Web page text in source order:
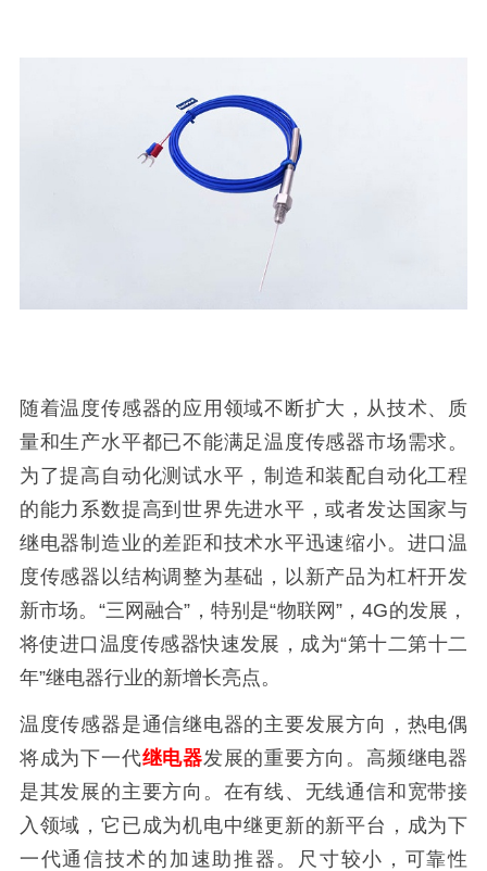
随着温度传感器的应用领域不断扩大，从技术、质
量和生产水平都已不能满足温度传感器市场需求。
为了提高自动化测试水平，制造和装配自动化工程
的能力系数提高到世界先进水平，或者发达国家与
继电器制造业的差距和技术水平迅速缩小。进口温
度传感器以结构调整为基础，以新产品为杠杆开发
新市场。“三网融合”，特别是“物联网”，4G的发展，
将使进口温度传感器快速发展，成为“第十二第十二
年”继电器行业的新增长亮点。
温度传感器是通信继电器的主要发展方向，热电偶
将成为下一代继电器发展的重要方向。高频继电器
是其发展的主要方向。在有线、无线通信和宽带接
入领域，它已成为机电中继更新的新平台，成为下
一代通信技术的加速助推器。尺寸较小，可靠性